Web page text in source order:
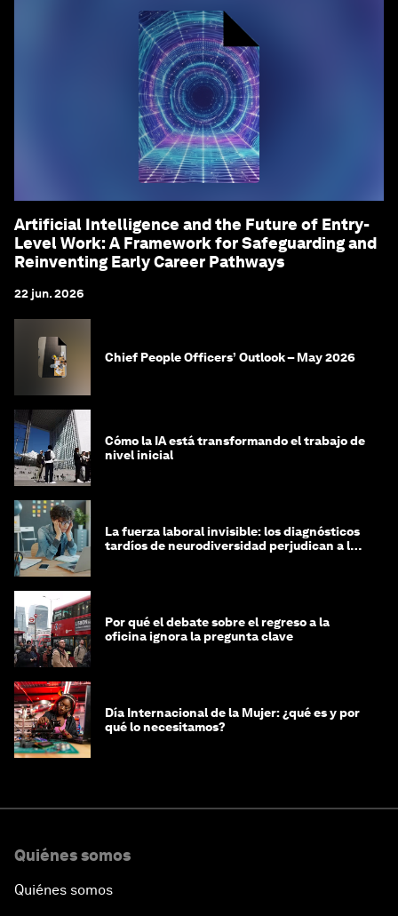
Artificial Intelligence and the Future of Entry-
Level Work: A Framework for Safeguarding and
Reinventing Early Career Pathways
22 jun. 2026
Chief People Officers’ Outlook – May 2026
Cómo la IA está transformando el trabajo de
nivel inicial
La fuerza laboral invisible: los diagnósticos
tardíos de neurodiversidad perjudican a las
Por qué el debate sobre el regreso a la
oficina ignora la pregunta clave
Día Internacional de la Mujer: ¿qué es y por
qué lo necesitamos?
Quiénes somos
Quiénes somos